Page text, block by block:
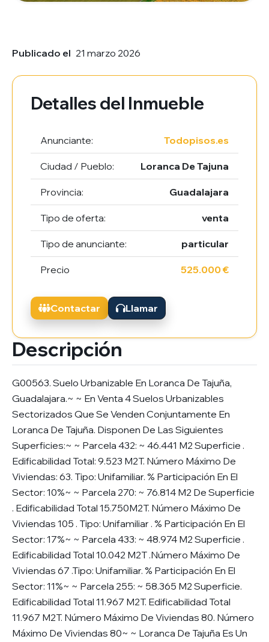
Publicado el 21 marzo 2026
Descripción
G00563. Suelo Urbanizable En Loranca De Tajuña,
Guadalajara.~ ~ En Venta 4 Suelos Urbanizables
Sectorizados Que Se Venden Conjuntamente En
Loranca De Tajuña. Disponen De Las Siguientes
Superficies:~ ~ Parcela 432: ~ 46.441 M2 Superficie .
Edificabilidad Total: 9.523 M2T. Número Máximo De
Viviendas: 63. Tipo: Unifamiliar. % Participación En El
Sector: 10%~ ~ Parcela 270: ~ 76.814 M2 De Superficie
. Edificabilidad Total 15.750M2T. Número Máximo De
Viviendas 105 . Tipo: Unifamiliar . % Participación En El
Sector: 17%~ ~ Parcela 433: ~ 48.974 M2 Superficie .
Edificabilidad Total 10.042 M2T .Número Máximo De
Viviendas 67 .Tipo: Unifamiliar. % Participación En El
Sector: 11%~ ~ Parcela 255: ~ 58.365 M2 Superficie.
Edificabilidad Total 11.967 M2T. Edificabilidad Total
11.967 M2T. Número Máximo De Viviendas 80. Número
Máximo De Viviendas 80~ ~ Loranca De Tajuña Es Un
Detalles del Inmueble
Anunciante: Todopisos.es
Ciudad / Pueblo: Loranca De Tajuna
Provincia: Guadalajara
Tipo de oferta: venta
Tipo de anunciante: particular
Precio 525.000 €
Contactar Llamar